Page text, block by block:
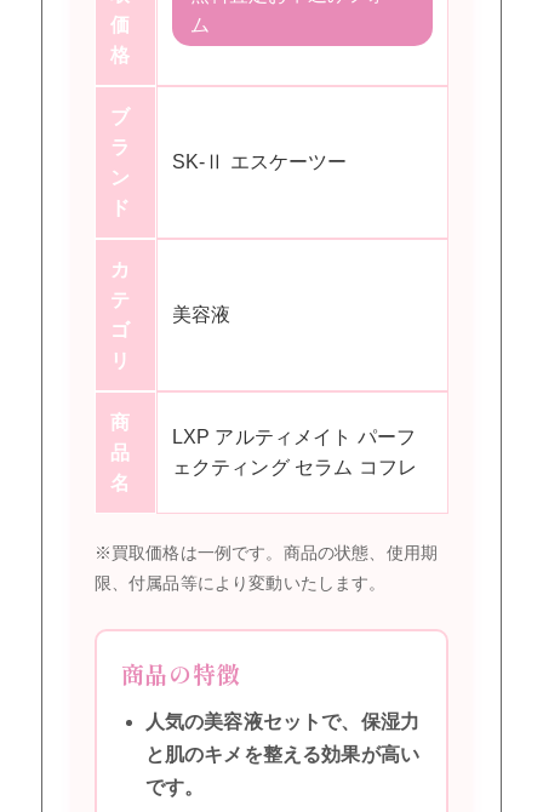
価
格
ム
ブ
ラ
ン
ド
SK-Ⅱ エスケーツー
カ
テ
ゴ
リ
美容液
商
品
名
LXP アルティメイト パーフ
ェクティング セラム コフレ
※買取価格は一例です。商品の状態、使用期
限、付属品等により変動いたします。
商品の特徴
人気の美容液セットで、保湿力
と肌のキメを整える効果が高い
です。